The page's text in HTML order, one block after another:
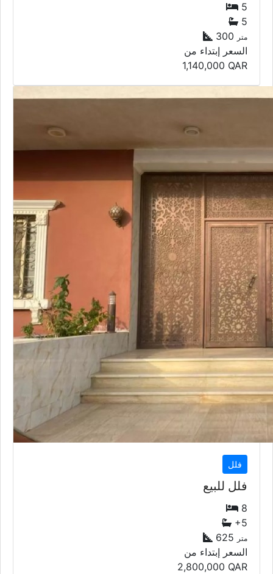
5
5
300 متر
السعر إبتداء من
1,140,000 QAR
فلل
فلل للبيع
8
+5
625 متر
السعر إبتداء من
2,800,000 QAR